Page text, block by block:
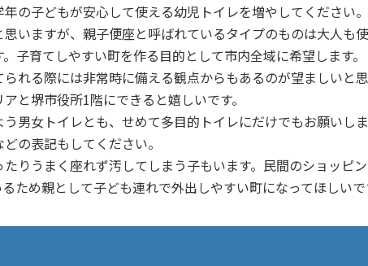
の子どもが安心して使える幼児トイレを増やしてください。
いますが、親子便座と呼ばれているタイプのものは大人も
子育てしやすい町を作る目的として市内全域に希望します。
れる際には非常時に備える観点からもあるのが望ましいと
と堺市役所1階にできると嬉しいです。
男女トイレとも、せめて多目的トイレにだけでもお願いし
の表記もしてください。
りうまく座れず汚してしまう子もいます。民間のショッピ
ため親として子ども連れで外出しやすい町になってほしいで